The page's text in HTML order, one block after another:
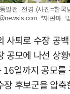
발전 전경.(사진=한국
*재판매
사퇴로 수장 공
공모에 나선 상
일까지 공모를
장 후보군을 압